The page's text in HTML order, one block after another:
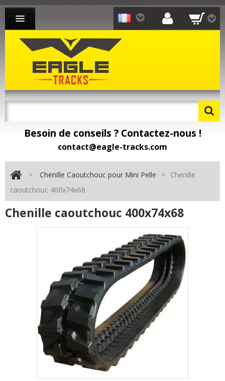
CHENILLE CAOUTCHOUC MINI-PELLE
CHENILLE CAOUTCHOUC CHARGEUR
CHENILLE CAOUTCHOUC TRANSPORTEUR
Besoin de pièces détachées ? Toomat !
Besoin de conseils ? Contactez-nous !
contact@eagle-tracks.com
> Chenille Caoutchouc pour Mini Pelle >
Chenille
caoutchouc 400x74x68
Chenille caoutchouc 400x74x68